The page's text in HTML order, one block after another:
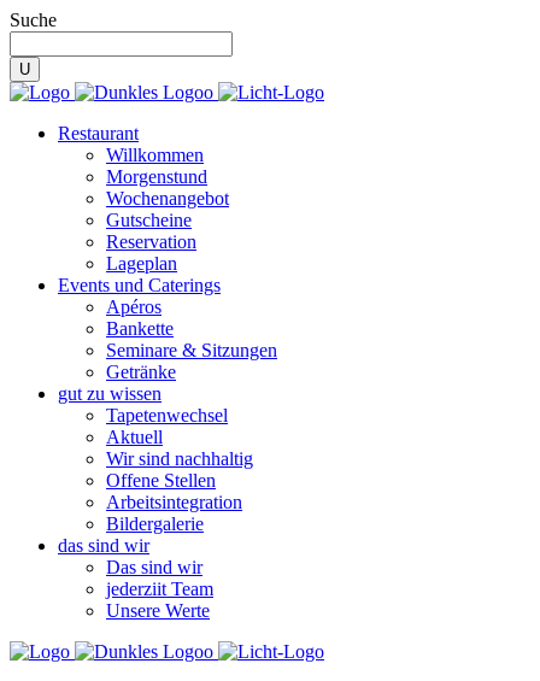
Suche
Restaurant
Willkommen
Morgenstund
Wochenangebot
Gutscheine
Reservation
Lageplan
Events und Caterings
Apéros
Bankette
Seminare & Sitzungen
Getränke
gut zu wissen
Tapetenwechsel
Aktuell
Wir sind nachhaltig
Offene Stellen
Arbeitsintegration
Bildergalerie
das sind wir
Das sind wir
jederziit Team
Unsere Werte